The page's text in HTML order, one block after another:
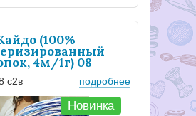
(100%
4м/1г) 08
с2в подробнее
Новинка